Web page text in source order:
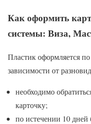
Как оформить
системы: Виза,
Пластик оформляется
зависимости от
необходимо
карточку;
по истечении 10 дней